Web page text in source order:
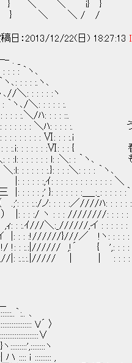
＼ i} } {
＼ / / {
稿日：2013/12/22(日) 18:27:13
ヽ､
: : :.ヽ､
: : : : : :ヽ
､/＼: : : : : :.
: :.＼/ﾊ: : : : ::.
: : : : : ＼ﾊ: : : : :. うん
: : : : : : : Ⅵ: : : :.i
: :Ⅵ: : : { 春香さんが
: : : l: :＼: : ｀ヽ､ もう
: :＼: : : : ｀ヽ､
: : : : : : : : : : ＼
: : : : : :＿_:_: : : : : :｀
ノ: : : : :／////ﾊ: : : : : :
ヽ : : : ////////: : : : :
///＼:_//////,イ : : : : : :
}///／ !ヽ: : : :
: :.:|////// ,!´ { ',: : : :
|: :.:.:.|///// | | : : :
:.. ､
V´ 〉
ヽ
ｉ ::::::::: ,